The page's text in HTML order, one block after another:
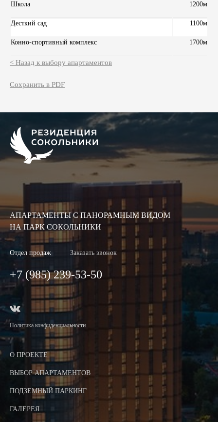
Школа 1200м
Десткий сад 1100м
Конно-спортивный комплекс 1700м
< Назад к выбору апартаментов
Сохранить в PDF
О ПРОЕКТЕ
ВЫБОР АПАРТАМЕНТОВ
ПОДЗЕМНЫЙ ПАРКИНГ
ГАЛЕРЕЯ
АПАРТАМЕНТЫ С ПАНОРАМНЫМ ВИДОМ
НА ПАРК СОКОЛЬНИКИ
Отдел продаж Заказать звонок
+7 (985) 239-53-50
Политика конфиденциальности